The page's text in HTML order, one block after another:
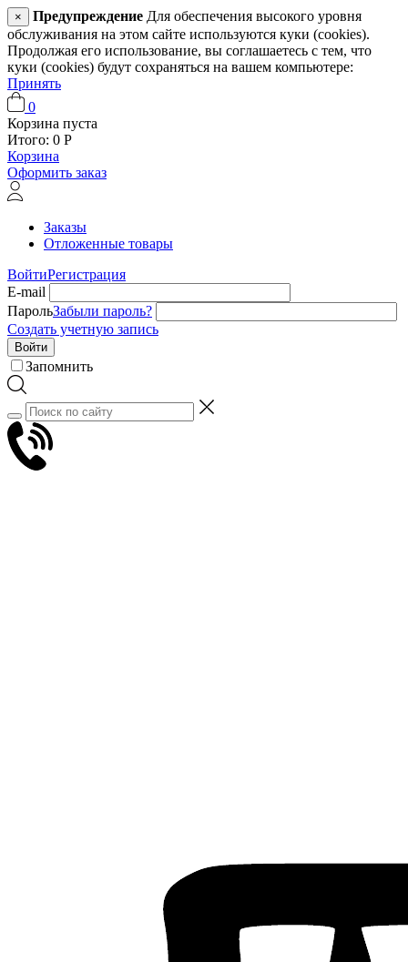
× Предупреждение Для обеспечения высокого уровня
обслуживания на этом сайте используются куки (cookies).
Продолжая его использование, вы соглашаетесь с тем, что
куки (cookies) будут сохраняться на вашем компьютере:
Принять
0
Корзина пуста
Итого: 0 Р
Корзина
Оформить заказ
Заказы
Отложенные товары
ВойтиРегистрация
E-mail
ПарольЗабыли пароль?
Создать учетную запись
Войти
Запомнить